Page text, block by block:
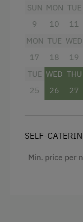
Alpine
Nature Park
bis hin zu allen
an der
gemeinsame
Unsere
Personen,
2
Mountain
SUN
9
MON
10
TUE
11
MON
17
TUE
18
WED
19
TUE
25
WED
26
THU
27
SELF-
Min. price per